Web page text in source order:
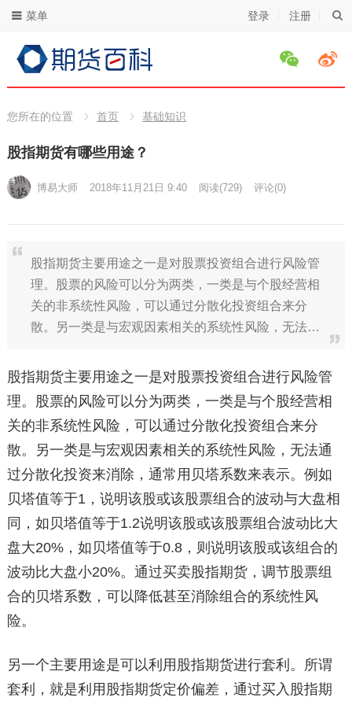
登录 注册
菜单
您所在的位置 首页 基础知识
股指期货有哪些用途？
博易大师 2018年11月21日 9:40 阅读(729) 评论(0)
股指期货主要用途之一是对股票投资组合进行风险管
理。股票的风险可以分为两类，一类是与个股经营相
关的非系统性风险，可以通过分散化投资组合来分
散。另一类是与宏观因素相关的系统性风险，无法…
股指期货主要用途之一是对股票投资组合进行风险管
理。股票的风险可以分为两类，一类是与个股经营相
关的非系统性风险，可以通过分散化投资组合来分
散。另一类是与宏观因素相关的系统性风险，无法通
过分散化投资来消除，通常用贝塔系数来表示。例如
贝塔值等于1，说明该股或该股票组合的波动与大盘相
同，如贝塔值等于1.2说明该股或该股票组合波动比大
盘大20%，如贝塔值等于0.8，则说明该股或该组合的
波动比大盘小20%。通过买卖股指期货，调节股票组
合的贝塔系数，可以降低甚至消除组合的系统性风
险。
另一个主要用途是可以利用股指期货进行套利。所谓
套利，就是利用股指期货定价偏差，通过买入股指期